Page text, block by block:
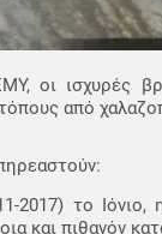
οι ισχυρές
από
2017) το
και πιθανόν